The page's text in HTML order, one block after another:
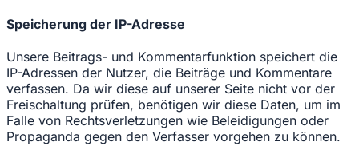
Speicherung der IP-Adresse
Unsere Beitrags- und Kommentarfunktion speichert die
IP-Adressen der Nutzer, die Beiträge und Kommentare
verfassen. Da wir diese auf unserer Seite nicht vor der
Freischaltung prüfen, benötigen wir diese Daten, um im
Falle von Rechtsverletzungen wie Beleidigungen oder
Propaganda gegen den Verfasser vorgehen zu können.